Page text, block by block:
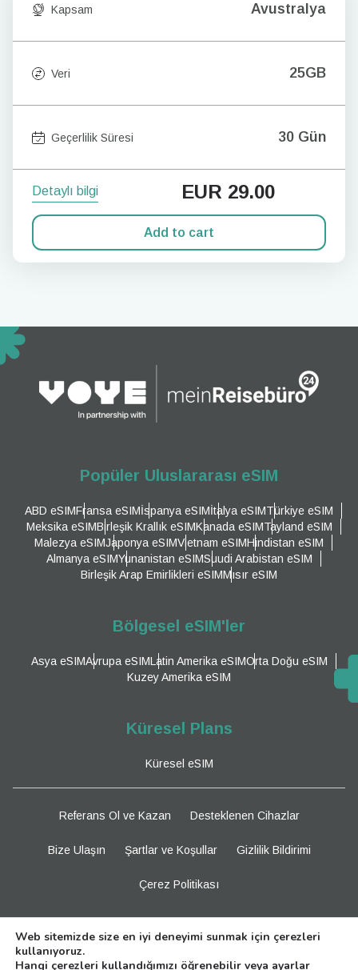
Kapsam Avustralya
Veri 25GB
Geçerlilik Süresi 30 Gün
Detaylı bilgi EUR 29.00
Add to cart
Popüler Uluslararası eSIM
ABD eSIMFransa eSIMİspanya eSIMİtalya eSIMTürkiye eSIM
Meksika eSIMBirleşik Krallık eSIMKanada eSIMTayland eSIM
Malezya eSIMJaponya eSIMVietnam eSIMHindistan eSIM
Almanya eSIMYunanistan eSIMSuudi Arabistan eSIM
Birleşik Arap Emirlikleri eSIMMısır eSIM
Bölgesel eSIM'ler
Asya eSIMAvrupa eSIMLatin Amerika eSIMOrta Doğu eSIM
Kuzey Amerika eSIM
Küresel Plans
Küresel eSIM
Referans Ol ve Kazan Desteklenen Cihazlar
Bize Ulaşın Şartlar ve Koşullar Gizlilik Bildirimi
Çerez Politikası
Web sitemizde size en iyi deneyimi sunmak için çerezleri
kullanıyoruz.
Hangi çerezleri kullandığımızı öğrenebilir veya ayarlar